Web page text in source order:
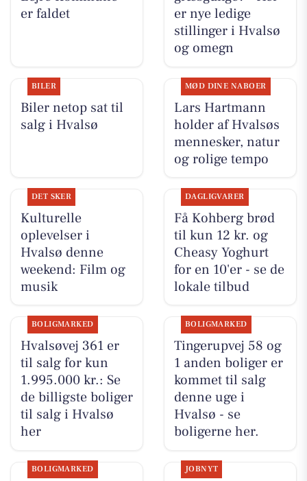
er faldet
er nye ledige
stillinger i Hvalsø
og omegn
BILER
Biler netop sat til
salg i Hvalsø
MØD DINE NABOER
Lars Hartmann
holder af Hvalsøs
mennesker, natur
og rolige tempo
DET SKER
Kulturelle
oplevelser i
Hvalsø denne
weekend: Film og
musik
DAGLIGVARER
Få Kohberg brød
til kun 12 kr. og
Cheasy Yoghurt
for en 10'er - se de
lokale tilbud
BOLIGMARKED
Hvalsøvej 361 er
til salg for kun
1.995.000 kr.: Se
de billigste boliger
til salg i Hvalsø
her
BOLIGMARKED
Tingerupvej 58 og
1 anden boliger er
kommet til salg
denne uge i
Hvalsø - se
boligerne her.
BOLIGMARKED JOBNYT